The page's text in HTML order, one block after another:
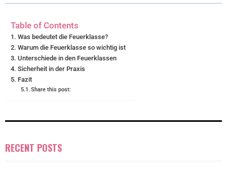
)
Table of Contents
Was bedeutet die Feuerklasse?
Warum die Feuerklasse so wichtig ist
Unterschiede in den Feuerklassen
Sicherheit in der Praxis
Fazit
Share this post:
RECENT POSTS